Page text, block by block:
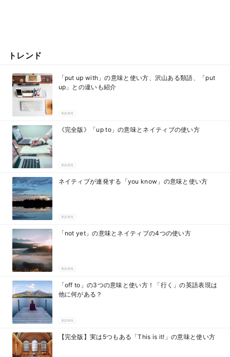
トレンド
「put up with」の意味と使い方、沢山ある類語、「put
up」との違いも紹介
英語表現
《完全版》「up to」の意味とネイティブの使い方
英語表現
ネイティブが連発する「you know」の意味と使い方
英語表現
「not yet」の意味とネイティブの4つの使い方
英語表現
「off to」の3つの意味と使い方！「行く」の英語表現は
他に何がある？
英語表現
【完全版】実は5つもある「This is it!」の意味と使い方